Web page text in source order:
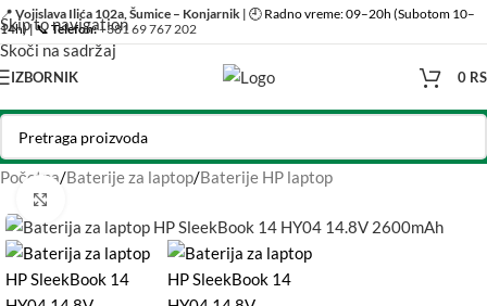
Skip to navigation
Skoči na sadržaj
📍 Vojislava Ilića 102a, Šumice – Konjarnik | 🕘 Radno vreme: 09–20h (Subotom 10–
14h) | 📞Telefon:+381 69 767 202
IZBORNIK 0
Početna/Baterije za laptop/Baterije HP laptop